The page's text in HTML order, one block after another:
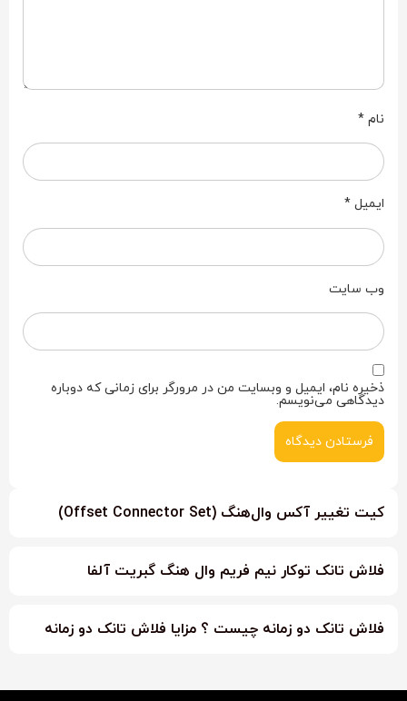
نام *
ایمیل *
وب‌ سایت
ذخیره نام، ایمیل و وبسایت من در مرورگر برای زمانی که دوباره
دیدگاهی می‌نویسم.
کیت تغییر آکس وال‌هنگ (Offset Connector Set)
فلاش تانک توکار نیم فریم وال هنگ گبریت آلفا
فلاش تانک دو زمانه چیست ؟ مزایا فلاش تانک دو زمانه